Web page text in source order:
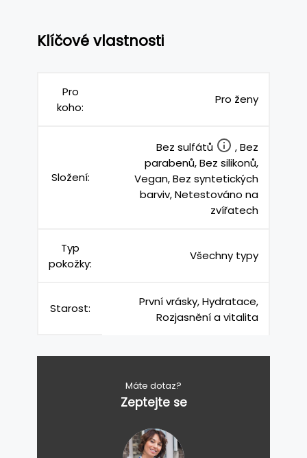
Klíčové vlastnosti
Pro
koho:
Pro ženy
Složení:
Bez sulfátů
, Bez
parabenů, Bez silikonů,
Vegan, Bez syntetických
barviv, Netestováno na
zvířatech
Typ
pokožky:
Všechny typy
Starost:
První vrásky, Hydratace,
Rozjasnění a vitalita
Máte dotaz?
Zeptejte se